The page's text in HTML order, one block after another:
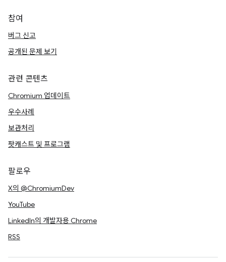
참여
버그 신고
공개된 문제 보기
관련 콘텐츠
Chromium 업데이트
우수사례
보관처리
팟캐스트 및 프로그램
팔로우
X의 @ChromiumDev
YouTube
LinkedIn의 개발자용 Chrome
RSS